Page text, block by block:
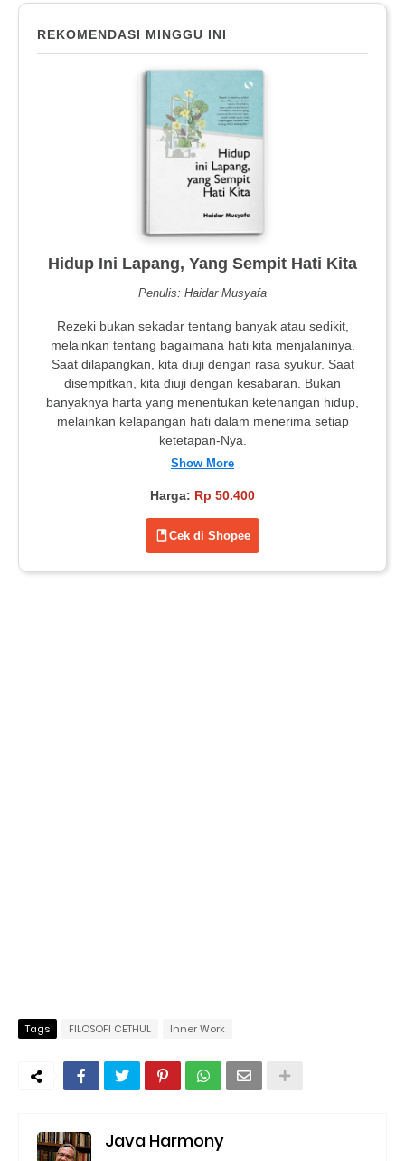
REKOMENDASI MINGGU INI
Hidup Ini Lapang, Yang Sempit Hati Kita
Penulis: Haidar Musyafa
Rezeki bukan sekadar tentang banyak atau sedikit,
melainkan tentang bagaimana hati kita menjalaninya.
Saat dilapangkan, kita diuji dengan rasa syukur. Saat
disempitkan, kita diuji dengan kesabaran. Bukan
banyaknya harta yang menentukan ketenangan hidup,
melainkan kelapangan hati dalam menerima setiap
ketetapan-Nya.
Show More
Harga: Rp 50.400
Cek di Shopee
Tags FILOSOFI CETHUL Inner Work
Java Harmony